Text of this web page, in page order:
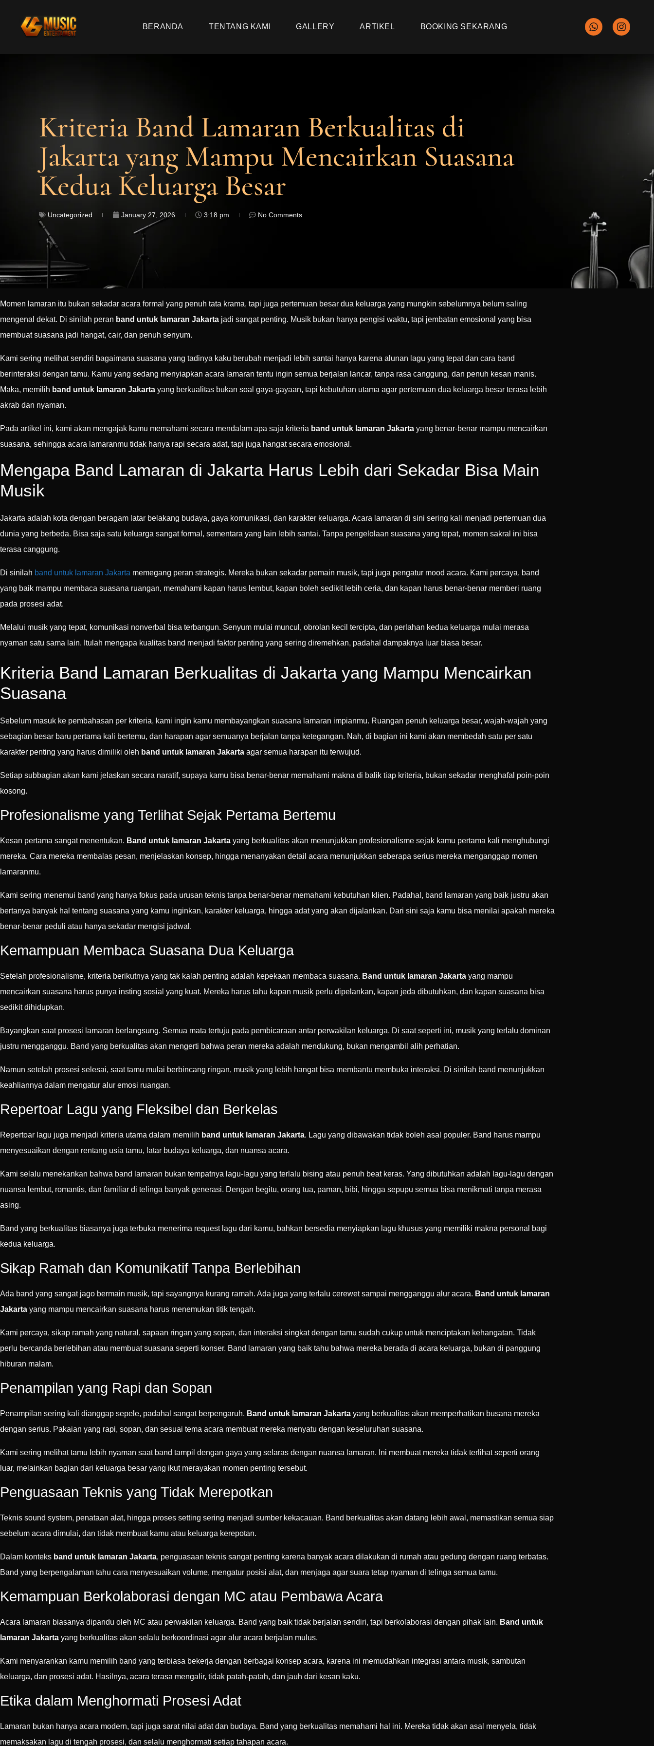
BERANDA TENTANG KAMI GALLERY ARTIKEL BOOKING SEKARANG
Kriteria Band Lamaran Berkualitas di
Jakarta yang Mampu Mencairkan Suasana
Kedua Keluarga Besar
Uncategorized January 27, 2026 3:18 pm No Comments
Momen lamaran itu bukan sekadar acara formal yang penuh tata krama, tapi juga pertemuan besar dua keluarga yang mungkin sebelumnya belum saling
mengenal dekat. Di sinilah peran band untuk lamaran Jakarta jadi sangat penting. Musik bukan hanya pengisi waktu, tapi jembatan emosional yang bisa
membuat suasana jadi hangat, cair, dan penuh senyum.
Kami sering melihat sendiri bagaimana suasana yang tadinya kaku berubah menjadi lebih santai hanya karena alunan lagu yang tepat dan cara band
berinteraksi dengan tamu. Kamu yang sedang menyiapkan acara lamaran tentu ingin semua berjalan lancar, tanpa rasa canggung, dan penuh kesan manis.
Maka, memilih band untuk lamaran Jakarta yang berkualitas bukan soal gaya-gayaan, tapi kebutuhan utama agar pertemuan dua keluarga besar terasa lebih
akrab dan nyaman.
Pada artikel ini, kami akan mengajak kamu memahami secara mendalam apa saja kriteria band untuk lamaran Jakarta yang benar-benar mampu mencairkan
suasana, sehingga acara lamaranmu tidak hanya rapi secara adat, tapi juga hangat secara emosional.
Mengapa Band Lamaran di Jakarta Harus Lebih dari Sekadar Bisa Main
Musik
Jakarta adalah kota dengan beragam latar belakang budaya, gaya komunikasi, dan karakter keluarga. Acara lamaran di sini sering kali menjadi pertemuan dua
dunia yang berbeda. Bisa saja satu keluarga sangat formal, sementara yang lain lebih santai. Tanpa pengelolaan suasana yang tepat, momen sakral ini bisa
terasa canggung.
Di sinilah band untuk lamaran Jakarta memegang peran strategis. Mereka bukan sekadar pemain musik, tapi juga pengatur mood acara. Kami percaya, band
yang baik mampu membaca suasana ruangan, memahami kapan harus lembut, kapan boleh sedikit lebih ceria, dan kapan harus benar-benar memberi ruang
pada prosesi adat.
Melalui musik yang tepat, komunikasi nonverbal bisa terbangun. Senyum mulai muncul, obrolan kecil tercipta, dan perlahan kedua keluarga mulai merasa
nyaman satu sama lain. Itulah mengapa kualitas band menjadi faktor penting yang sering diremehkan, padahal dampaknya luar biasa besar.
Kriteria Band Lamaran Berkualitas di Jakarta yang Mampu Mencairkan
Suasana
Sebelum masuk ke pembahasan per kriteria, kami ingin kamu membayangkan suasana lamaran impianmu. Ruangan penuh keluarga besar, wajah-wajah yang
sebagian besar baru pertama kali bertemu, dan harapan agar semuanya berjalan tanpa ketegangan. Nah, di bagian ini kami akan membedah satu per satu
karakter penting yang harus dimiliki oleh band untuk lamaran Jakarta agar semua harapan itu terwujud.
Setiap subbagian akan kami jelaskan secara naratif, supaya kamu bisa benar-benar memahami makna di balik tiap kriteria, bukan sekadar menghafal poin-poin
kosong.
Profesionalisme yang Terlihat Sejak Pertama Bertemu
Kesan pertama sangat menentukan. Band untuk lamaran Jakarta yang berkualitas akan menunjukkan profesionalisme sejak kamu pertama kali menghubungi
mereka. Cara mereka membalas pesan, menjelaskan konsep, hingga menanyakan detail acara menunjukkan seberapa serius mereka menganggap momen
lamaranmu.
Kami sering menemui band yang hanya fokus pada urusan teknis tanpa benar-benar memahami kebutuhan klien. Padahal, band lamaran yang baik justru akan
bertanya banyak hal tentang suasana yang kamu inginkan, karakter keluarga, hingga adat yang akan dijalankan. Dari sini saja kamu bisa menilai apakah mereka
benar-benar peduli atau hanya sekadar mengisi jadwal.
Kemampuan Membaca Suasana Dua Keluarga
Setelah profesionalisme, kriteria berikutnya yang tak kalah penting adalah kepekaan membaca suasana. Band untuk lamaran Jakarta yang mampu
mencairkan suasana harus punya insting sosial yang kuat. Mereka harus tahu kapan musik perlu dipelankan, kapan jeda dibutuhkan, dan kapan suasana bisa
sedikit dihidupkan.
Bayangkan saat prosesi lamaran berlangsung. Semua mata tertuju pada pembicaraan antar perwakilan keluarga. Di saat seperti ini, musik yang terlalu dominan
justru mengganggu. Band yang berkualitas akan mengerti bahwa peran mereka adalah mendukung, bukan mengambil alih perhatian.
Namun setelah prosesi selesai, saat tamu mulai berbincang ringan, musik yang lebih hangat bisa membantu membuka interaksi. Di sinilah band menunjukkan
keahliannya dalam mengatur alur emosi ruangan.
Repertoar Lagu yang Fleksibel dan Berkelas
Repertoar lagu juga menjadi kriteria utama dalam memilih band untuk lamaran Jakarta. Lagu yang dibawakan tidak boleh asal populer. Band harus mampu
menyesuaikan dengan rentang usia tamu, latar budaya keluarga, dan nuansa acara.
Kami selalu menekankan bahwa band lamaran bukan tempatnya lagu-lagu yang terlalu bising atau penuh beat keras. Yang dibutuhkan adalah lagu-lagu dengan
nuansa lembut, romantis, dan familiar di telinga banyak generasi. Dengan begitu, orang tua, paman, bibi, hingga sepupu semua bisa menikmati tanpa merasa
asing.
Band yang berkualitas biasanya juga terbuka menerima request lagu dari kamu, bahkan bersedia menyiapkan lagu khusus yang memiliki makna personal bagi
kedua keluarga.
Sikap Ramah dan Komunikatif Tanpa Berlebihan
Ada band yang sangat jago bermain musik, tapi sayangnya kurang ramah. Ada juga yang terlalu cerewet sampai mengganggu alur acara. Band untuk lamaran
Jakarta yang mampu mencairkan suasana harus menemukan titik tengah.
Kami percaya, sikap ramah yang natural, sapaan ringan yang sopan, dan interaksi singkat dengan tamu sudah cukup untuk menciptakan kehangatan. Tidak
perlu bercanda berlebihan atau membuat suasana seperti konser. Band lamaran yang baik tahu bahwa mereka berada di acara keluarga, bukan di panggung
hiburan malam.
Penampilan yang Rapi dan Sopan
Penampilan sering kali dianggap sepele, padahal sangat berpengaruh. Band untuk lamaran Jakarta yang berkualitas akan memperhatikan busana mereka
dengan serius. Pakaian yang rapi, sopan, dan sesuai tema acara membuat mereka menyatu dengan keseluruhan suasana.
Kami sering melihat tamu lebih nyaman saat band tampil dengan gaya yang selaras dengan nuansa lamaran. Ini membuat mereka tidak terlihat seperti orang
luar, melainkan bagian dari keluarga besar yang ikut merayakan momen penting tersebut.
Penguasaan Teknis yang Tidak Merepotkan
Teknis sound system, penataan alat, hingga proses setting sering menjadi sumber kekacauan. Band berkualitas akan datang lebih awal, memastikan semua siap
sebelum acara dimulai, dan tidak membuat kamu atau keluarga kerepotan.
Dalam konteks band untuk lamaran Jakarta, penguasaan teknis sangat penting karena banyak acara dilakukan di rumah atau gedung dengan ruang terbatas.
Band yang berpengalaman tahu cara menyesuaikan volume, mengatur posisi alat, dan menjaga agar suara tetap nyaman di telinga semua tamu.
Kemampuan Berkolaborasi dengan MC atau Pembawa Acara
Acara lamaran biasanya dipandu oleh MC atau perwakilan keluarga. Band yang baik tidak berjalan sendiri, tapi berkolaborasi dengan pihak lain. Band untuk
lamaran Jakarta yang berkualitas akan selalu berkoordinasi agar alur acara berjalan mulus.
Kami menyarankan kamu memilih band yang terbiasa bekerja dengan berbagai konsep acara, karena ini memudahkan integrasi antara musik, sambutan
keluarga, dan prosesi adat. Hasilnya, acara terasa mengalir, tidak patah-patah, dan jauh dari kesan kaku.
Etika dalam Menghormati Prosesi Adat
Lamaran bukan hanya acara modern, tapi juga sarat nilai adat dan budaya. Band yang berkualitas memahami hal ini. Mereka tidak akan asal menyela, tidak
memaksakan lagu di tengah prosesi, dan selalu menghormati setiap tahapan acara.